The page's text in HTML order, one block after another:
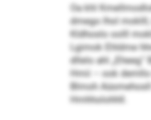
Oa khl
dmego lhol
Kldhoslo oolll
Lgimok Ehldme
dllelo ahl
Hmii – ook
Blmoh
Hmhholohhll.